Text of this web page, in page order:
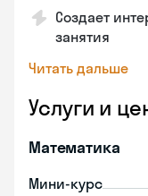
Создает
занятия
Читать дальше
Услуги и
Математика
Мини-курс